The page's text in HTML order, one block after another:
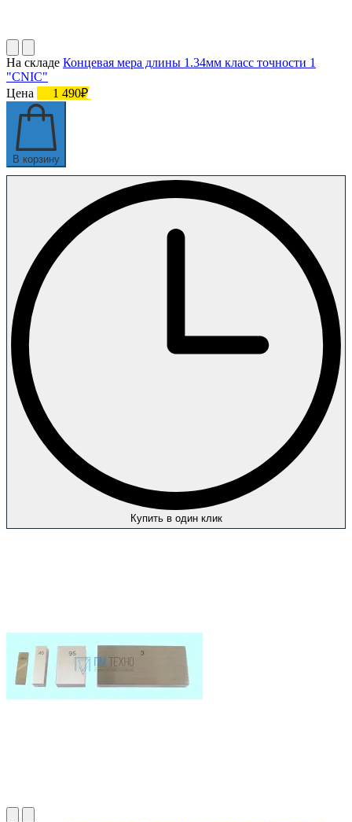
На складе Концевая мера длины 1.34мм класс точности 1
"CNIC"
Цена
1 490₽
В корзину
Купить в один клик